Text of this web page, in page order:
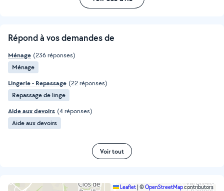
Répond à vos demandes de
Ménage (236 réponses)
Ménage
Lingerie - Repassage (22 réponses)
Repassage de linge
Aide aux devoirs (4 réponses)
Aide aux devoirs
Voir tout
Leaflet ©OpenStreetMapcontributors